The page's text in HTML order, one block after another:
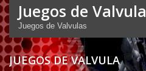
Juegos de Valvula
Juegos de Valvulas
JUEGOS DE VALVULA